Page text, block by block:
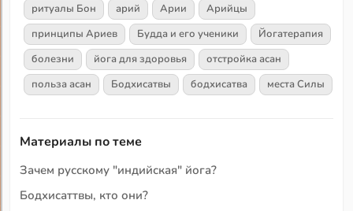
ритуалы Бон
арий Арии
Арийцы
принципы Ариев
Будда и его ученики
Йогатерапия
болезни
йога для здоровья
отстройка асан
польза асан
Бодхисатвы бодхисатва места Силы
Материалы по теме
Зачем русскому "индийская" йога?
Бодхисаттвы, кто они?